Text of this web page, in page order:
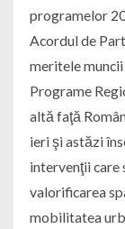
programelor
Acordul de
meritele
Programe
altă faţă
ieri şi astăzi
intervenţii care
valorificarea
mobilitatea